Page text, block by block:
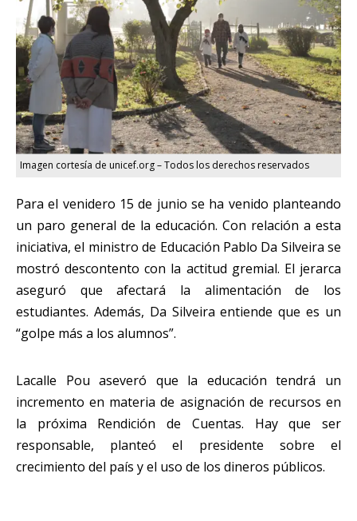
Imagen cortesía de unicef.org – Todos los derechos reservados
Para el venidero 15 de junio se ha venido planteando
un paro general de la educación. Con relación a esta
iniciativa, el ministro de Educación Pablo Da Silveira se
mostró descontento con la actitud gremial. El jerarca
aseguró que afectará la alimentación de los
estudiantes. Además, Da Silveira entiende que es un
“golpe más a los alumnos”.
Lacalle Pou aseveró que la educación tendrá un
incremento en materia de asignación de recursos en
la próxima Rendición de Cuentas. Hay que ser
responsable, planteó el presidente sobre el
crecimiento del país y el uso de los dineros públicos.